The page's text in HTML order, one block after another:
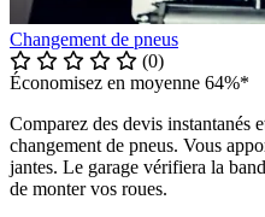
Changement de pneus
(0)
Économisez en moyenne 64%*
Comparez des devis instantanés
changement de pneus. Vous
jantes. Le garage vérifiera la
de monter vos roues.